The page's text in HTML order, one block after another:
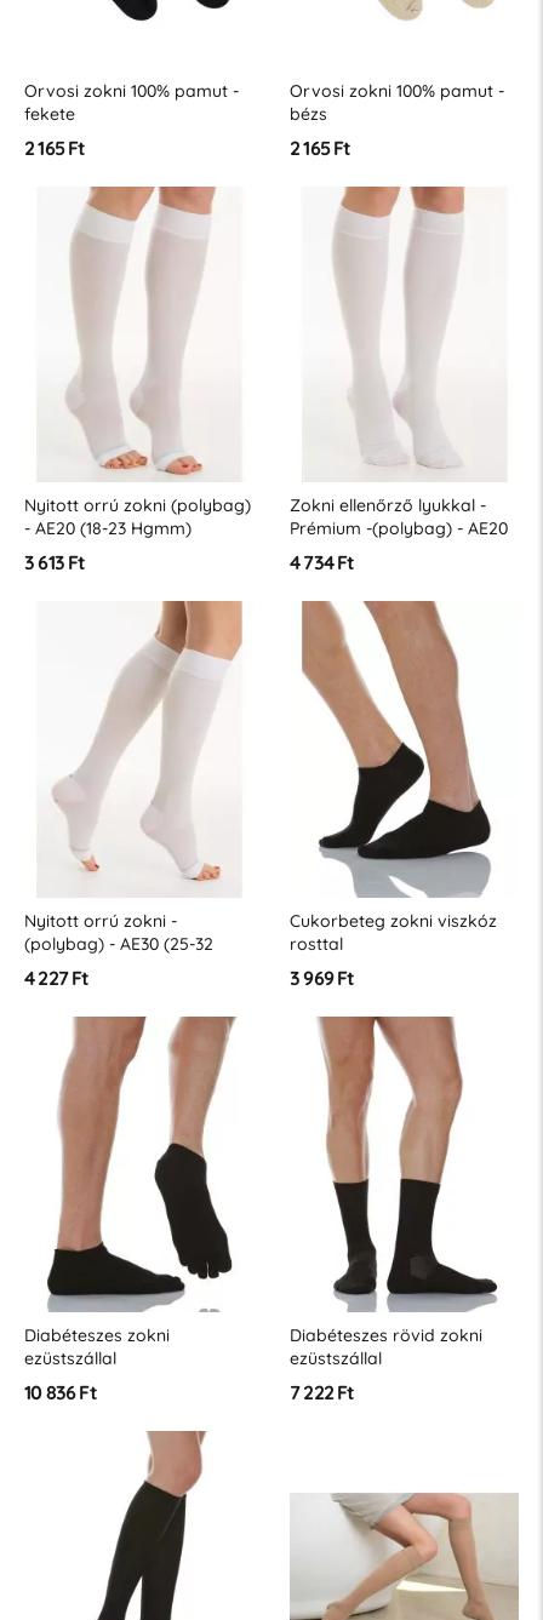
Orvosi zokni 100% pamut -
fekete
2 165 Ft
Orvosi zokni 100% pamut -
bézs
2 165 Ft
Nyitott orrú zokni (polybag)
- AE20 (18-23 Hgmm)
3 613 Ft
Zokni ellenőrző lyukkal -
Prémium -(polybag) - AE20
(18-23 Hgmm)
4 734 Ft
Nyitott orrú zokni -
(polybag) - AE30 (25-32
Hgmm)
4 227 Ft
Cukorbeteg zokni viszkóz
rosttal
3 969 Ft
Diabéteszes zokni
ezüstszállal
10 836 Ft
Diabéteszes rövid zokni
ezüstszállal
7 222 Ft